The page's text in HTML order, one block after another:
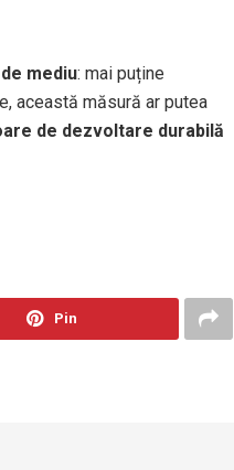
mediu: mai puține
această măsură ar putea
de dezvoltare durabilă
Pin